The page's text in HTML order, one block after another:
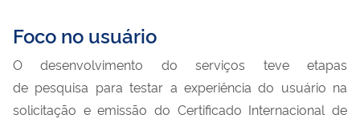
Foco no usuário
O desenvolvimento do serviços teve etapas
de pesquisa para testar a experiência do usuário na
solicitação e emissão do Certificado Internacional de